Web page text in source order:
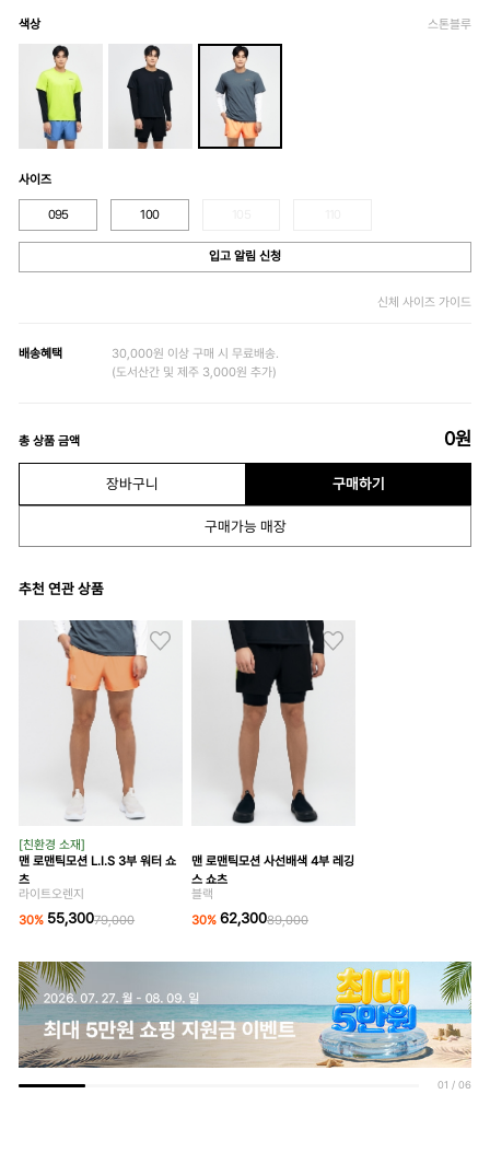
색상 스톤블루
사이즈
095 100
입고 알림 신청
신체 사이즈 가이드
배송혜택
30,000원 이상 구매 시 무료배송.
(도서산간 및 제주 3,000원 추가)
총 상품 금액 0원
장바구니 구매하기
구매가능 매장
추천 연관 상품
[친환경 소재]
맨 로맨틱모션 L.I.S 3부 워터 쇼
츠
라이트오렌지
30% 55,30079,000
맨 로맨틱모션 사선배색 4부 레깅
스 쇼츠
블랙
30% 62,30089,000
01 / 06